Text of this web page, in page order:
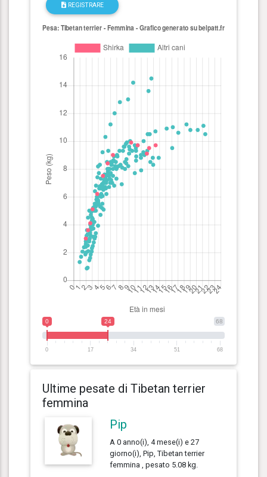
REGISTRARE
68
0 24
0 17 34 51 68
Ultime pesate di Tibetan terrier
femmina
Pip
A 0 anno(i), 4 mese(i) e 27
giorno(i), Pip, Tibetan terrier
femmina , pesato 5.08 kg.